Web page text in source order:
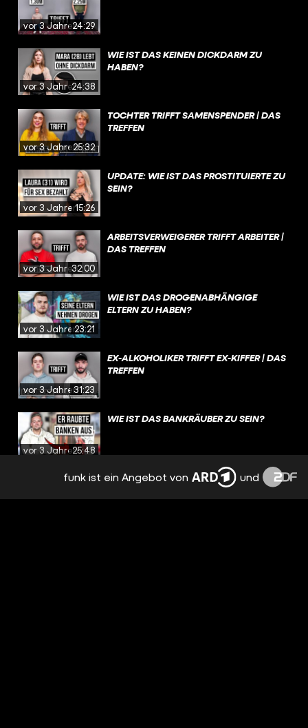
vor 3 Jahren24:29
vor 3 Jahren24:38
WIE IST DAS KEINEN DICKDARM ZU
HABEN?
vor 3 Jahren25:32
TOCHTER TRIFFT SAMENSPENDER | DAS
TREFFEN
vor 3 Jahren15:26
UPDATE: WIE IST DAS PROSTITUIERTE ZU
SEIN?
vor 3 Jahren32:00
ARBEITSVERWEIGERER TRIFFT ARBEITER |
DAS TREFFEN
vor 3 Jahren23:21
WIE IST DAS DROGENABHÄNGIGE
ELTERN ZU HABEN?
vor 3 Jahren31:23
EX-ALKOHOLIKER TRIFFT EX-KIFFER | DAS
TREFFEN
vor 3 Jahren25:48
WIE IST DAS BANKRÄUBER ZU SEIN?
LIEBESBETRÜGER TRIFFT OPFER | DAS
funk ist ein Angebot von und